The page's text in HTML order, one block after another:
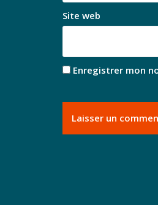
Site web
Enregistrer mon